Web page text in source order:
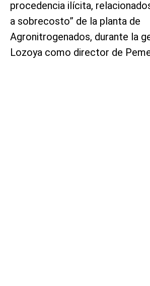
procedencia ilícita,
a sobrecosto” de la planta de
Agronitrogenados, durante la
Lozoya como director de